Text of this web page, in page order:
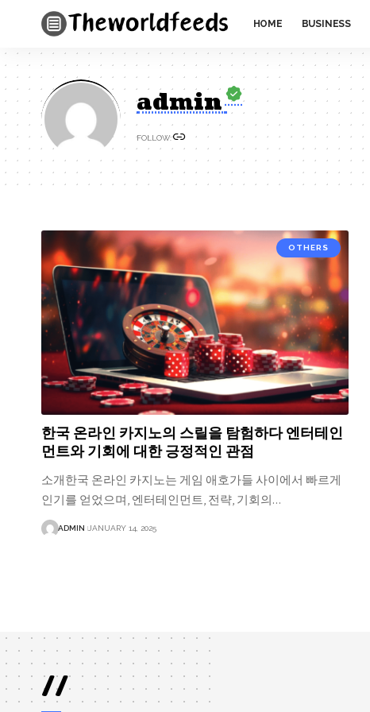
HOME BUSINESS
admin
FOLLOW:
OTHERS
한국 온라인 카지노의 스릴을 탐험하다 엔터테인
먼트와 기회에 대한 긍정적인 관점
소개한국 온라인 카지노는 게임 애호가들 사이에서 빠르게
인기를 얻었으며, 엔터테인먼트, 전략, 기회의…
ADMIN JANUARY 14, 2025
//